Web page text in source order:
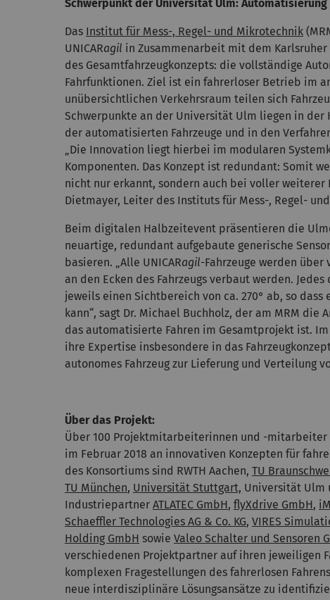
Schwerpunkt der Universität Ulm:
Das Institut für Mess-, Regel- und Mikrotechnik
UNICARagil in Zusammenarbeit mit dem
des Gesamtfahrzeugkonzepts: die vollständige
Fahrfunktionen. Ziel ist ein fahrerloser Betrieb im
unübersichtlichen Verkehrsraum teilen sich
Schwerpunkte an der Universität Ulm liegen in der
der automatisierten Fahrzeuge und in den
„Die Innovation liegt hierbei im modularen
Komponenten. Das Konzept ist redundant: Somit
nicht nur erkannt, sondern auch bei voller weiterer
Dietmayer, Leiter des Instituts für Mess-, Regel-
Beim digitalen Halbzeitevent präsentieren die
neuartige, redundant aufgebaute generische
basieren. „Alle UNICARagil-Fahrzeuge werden
an den Ecken des Fahrzeugs verbaut werden.
jeweils einen Sichtbereich von ca. 270° ab, so
kann“, sagt Dr. Michael Buchholz, der am MRM
das automatisierte Fahren im Gesamtprojekt ist. Im
ihre Expertise insbesondere in das
autonomes Fahrzeug zur Lieferung und Verteilung
Über das Projekt:
Über 100 Projektmitarbeiterinnen und -mitarbeiter
im Februar 2018 an innovativen Konzepten für
des Konsortiums sind RWTH Aachen, TU
TU München, Universität Stuttgart, Universität Ulm
Industriepartner ATLATEC GmbH, flyXdrive GmbH,
Schaeffler Technologies AG & Co. KG, VIRES
Holding GmbH sowie Valeo Schalter und Sensoren
verschiedenen Projektpartner auf ihren jeweiligen
komplexen Fragestellungen des fahrerlosen
neue interdisziplinäre Lösungsansätze zu